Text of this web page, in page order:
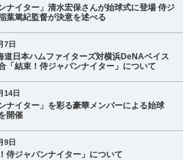
ナイター」清水宏保さんが始球式に登場 侍ジ
葉篤紀監督が決意を述べる
7日
道日本ハムファイターズ対横浜DeNAベイス
「結束！侍ジャパンナイター」について
14日
ナイター」を彩る豪華メンバーによる始球
開催
9日
侍ジャパンナイター」について